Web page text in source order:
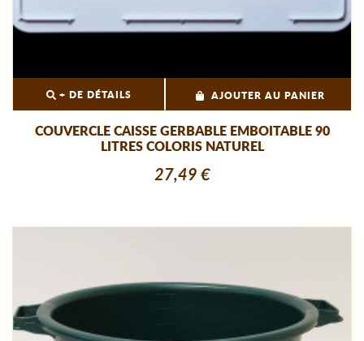
+ DE DÉTAILS AJOUTER AU PANIER
COUVERCLE CAISSE GERBABLE EMBOITABLE 90
LITRES COLORIS NATUREL
27,49 €